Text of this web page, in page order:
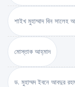
শাইখ মুহাম্মাদ বিন সালেহ
মোস্তাক আহ্‌মাদ
ড. মুহাম্মদ ইবনে আবদুর